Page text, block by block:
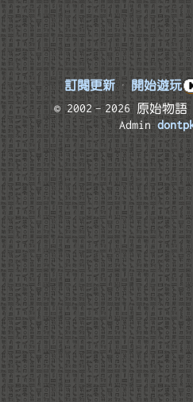
訂閱更新 · 開始遊玩
© 2002–2026 原始物語
Admin